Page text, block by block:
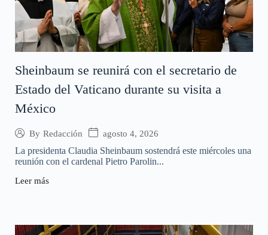
Sheinbaum se reunirá con el secretario de
Estado del Vaticano durante su visita a
México
By Redacción agosto 4, 2026
La presidenta Claudia Sheinbaum sostendrá este miércoles una
reunión con el cardenal Pietro Parolin...
Leer más